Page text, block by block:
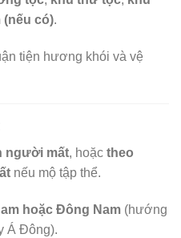
(nếu có).
tiện hương khói và vệ
người mất, hoặc theo
nếu mộ tập thể.
hoặc Đông Nam(hướng
Á Đông).